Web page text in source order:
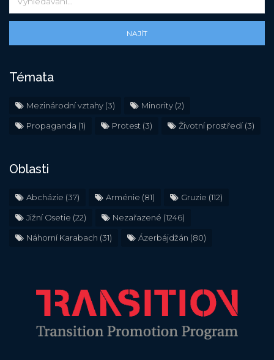
NAJÍT
Témata
Mezinárodní vztahy (3) Minority (2)
Propaganda (1) Protest (3) Životní prostředí(3)
Oblasti
Abcházie (37) Arménie (81) Gruzie (112)
Jižní Osetie (22) Nezařazené (1246)
Náhorní Karabach (31) Ázerbájdžán (80)